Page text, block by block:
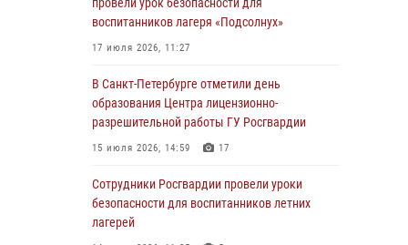
с жилыми домами
06 августа 2026, 11:36
Сотрудники и военнослужащие Росгвардии
обеспечили правопорядок при проведении
матча "Зенит" - "Балтика"
06 августа 2026, 07:30 10
В Выборгском районе наряд Росгвардии
обнаружил разыскиваемый преступный
автотранспорт
воспитанников лагеря «Подсолнух»
17 июля 2026, 11:27
В Санкт-Петербурге отметили день
образования Центра лицензионно-
разрешительной работы ГУ Росгвардии
15 июля 2026, 14:59 17
Сотрудники Росгвардии провели уроки
безопасности для воспитанников летних
лагерей